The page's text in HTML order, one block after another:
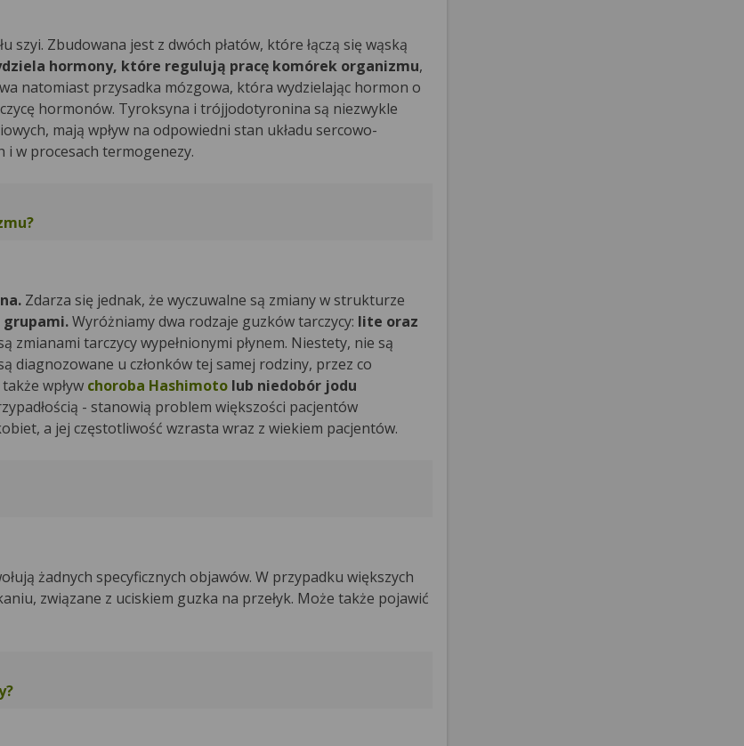
szyi. Zbudowana jest z dwóch płatów, które łączą się wąską
hormony, które regulują pracę komórek organizmu,
natomiast przysadka mózgowa, która wydzielając hormon o
hormonów. Tyroksyna i trójjodotyronina są niezwykle
mają wpływ na odpowiedni stan układu sercowo-
i w procesach termogenezy.
Zdarza się jednak, że wyczuwalne są zmiany w strukturze
grupami.Wyróżniamy dwa rodzaje guzków tarczycy: lite oraz
tarczycy wypełnionymi płynem. Niestety, nie są
diagnozowane u członków tej samej rodziny, przez co
wpływ choroba Hashimoto lub niedobór jodu
- stanowią problem większości pacjentów
a jej częstotliwość wzrasta wraz z wiekiem pacjentów.
żadnych specyficznych objawów. W przypadku większych
związane z uciskiem guzka na przełyk. Może także pojawić